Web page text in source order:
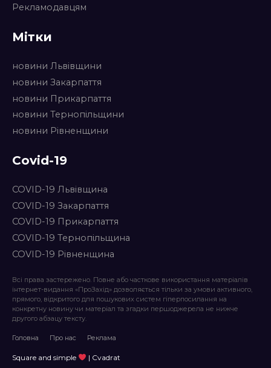
Рекламодавцям
Мітки
новини Львівщини
новини Закарпаття
новини Прикарпаття
новини Тернопільщини
новини Рівненщини
Covid-19
COVID-19 Львівщина
COVID-19 Закарпаття
COVID-19 Прикарпаття
COVID-19 Тернопільщина
COVID-19 Рівненщина
Всі права застережено. Повне або часткове використання матеріалів
інтернет-видання «ПроЗахід» дозволяється тільки за умови активного,
прямого, відкритого для пошукових систем гіперпосилання на
конкретну новину чи матеріал та згадки першоджерела не нижче
другого абзацу тексту.
Головна Про нас Реклама
Square and simple | Cvadrat